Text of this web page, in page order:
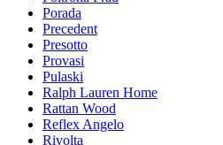
Porada
Precedent
Presotto
Provasi
Pulaski
Ralph Lauren Home
Rattan Wood
Reflex Angelo
Rivolta